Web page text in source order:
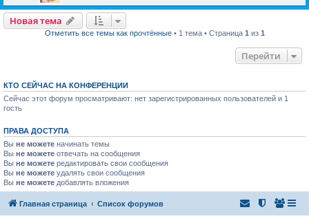
Новая тема
Отметить все темы как прочтённые• 1 тема • Страница 1 из 1
Перейти
КТО СЕЙЧАС НА КОНФЕРЕНЦИИ
Сейчас этот форум просматривают: нет зарегистрированных пользователей и 1
гость
ПРАВА ДОСТУПА
Вы не можете начинать темы
Вы не можете отвечать на сообщения
Вы не можете редактировать свои сообщения
Вы не можете удалять свои сообщения
Вы не можете добавлять вложения
Главная страница Список форумов